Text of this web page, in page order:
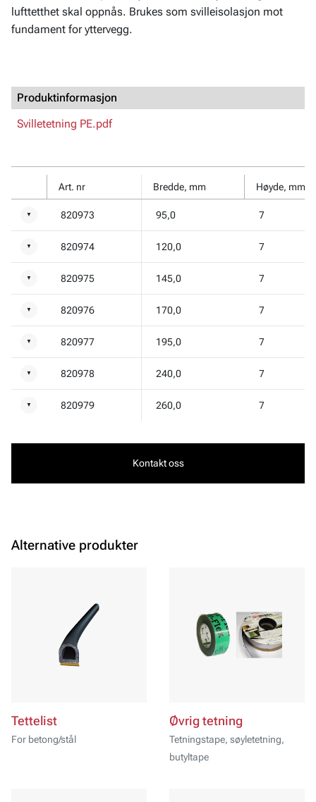
lufttetthet skal oppnås. Brukes som svilleisolasjon mot
fundament for yttervegg.
Produktinformasjon
Svilletetning PE.pdf
Art. nr Bredde, mm Høyde, mm
▼ 820973 95,0 7
▼ 820974 120,0 7
▼ 820975 145,0 7
▼ 820976 170,0 7
▼ 820977 195,0 7
▼ 820978 240,0 7
▼ 820979 260,0 7
Kontakt oss
Alternative produkter
Tettelist
For betong/stål
Øvrig tetning
Tetningstape, søyletetning,
butyltape